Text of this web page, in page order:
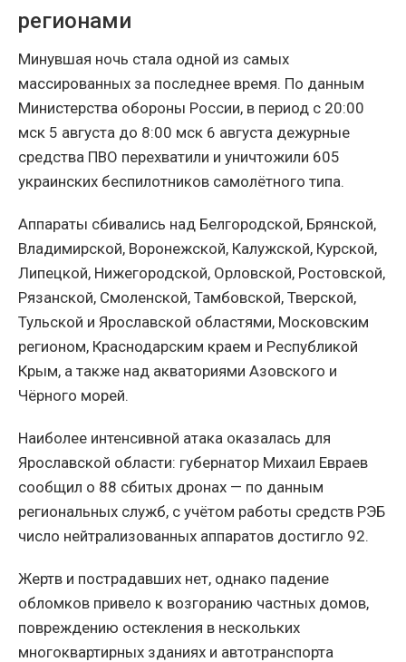
регионами
Минувшая ночь стала одной из самых
массированных за последнее время. По данным
Министерства обороны России, в период с 20:00
мск 5 августа до 8:00 мск 6 августа дежурные
средства ПВО перехватили и уничтожили 605
украинских беспилотников самолётного типа.
Аппараты сбивались над Белгородской, Брянской,
Владимирской, Воронежской, Калужской, Курской,
Липецкой, Нижегородской, Орловской, Ростовской,
Рязанской, Смоленской, Тамбовской, Тверской,
Тульской и Ярославской областями, Московским
регионом, Краснодарским краем и Республикой
Крым, а также над акваториями Азовского и
Чёрного морей.
Наиболее интенсивной атака оказалась для
Ярославской области: губернатор Михаил Евраев
сообщил о 88 сбитых дронах — по данным
региональных служб, с учётом работы средств РЭБ
число нейтрализованных аппаратов достигло 92.
Жертв и пострадавших нет, однако падение
обломков привело к возгоранию частных домов,
повреждению остекления в нескольких
многоквартирных зданиях и автотранспорта